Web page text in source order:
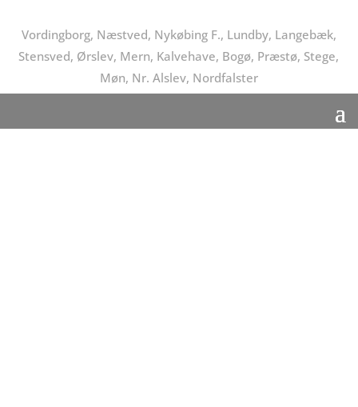
Vordingborg, Næstved, Nykøbing F., Lundby, Langebæk,
Stensved, Ørslev, Mern, Kalvehave, Bogø, Præstø, Stege,
Møn, Nr. Alslev, Nordfalster